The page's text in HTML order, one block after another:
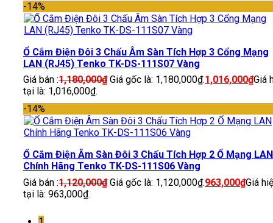
-14%
Ổ Cắm Điện Đôi 3 Chấu Âm Sàn Tích Hợp 3 Cổng Mạng
LAN (RJ45) Tenko TK-DS-111S07 Vàng
Giá bán :1,180,000₫ Giá gốc là: 1,180,000₫.1,016,000₫Giá
tại là: 1,016,000₫.
-14%
Ổ Cắm Điện Âm Sàn Đôi 3 Chấu Tích Hợp 2 Ổ Mạng LAN
Chính Hãng Tenko TK-DS-111S06 Vàng
Giá bán :1,120,000₫ Giá gốc là: 1,120,000₫.963,000₫Giá
tại là: 963,000₫.